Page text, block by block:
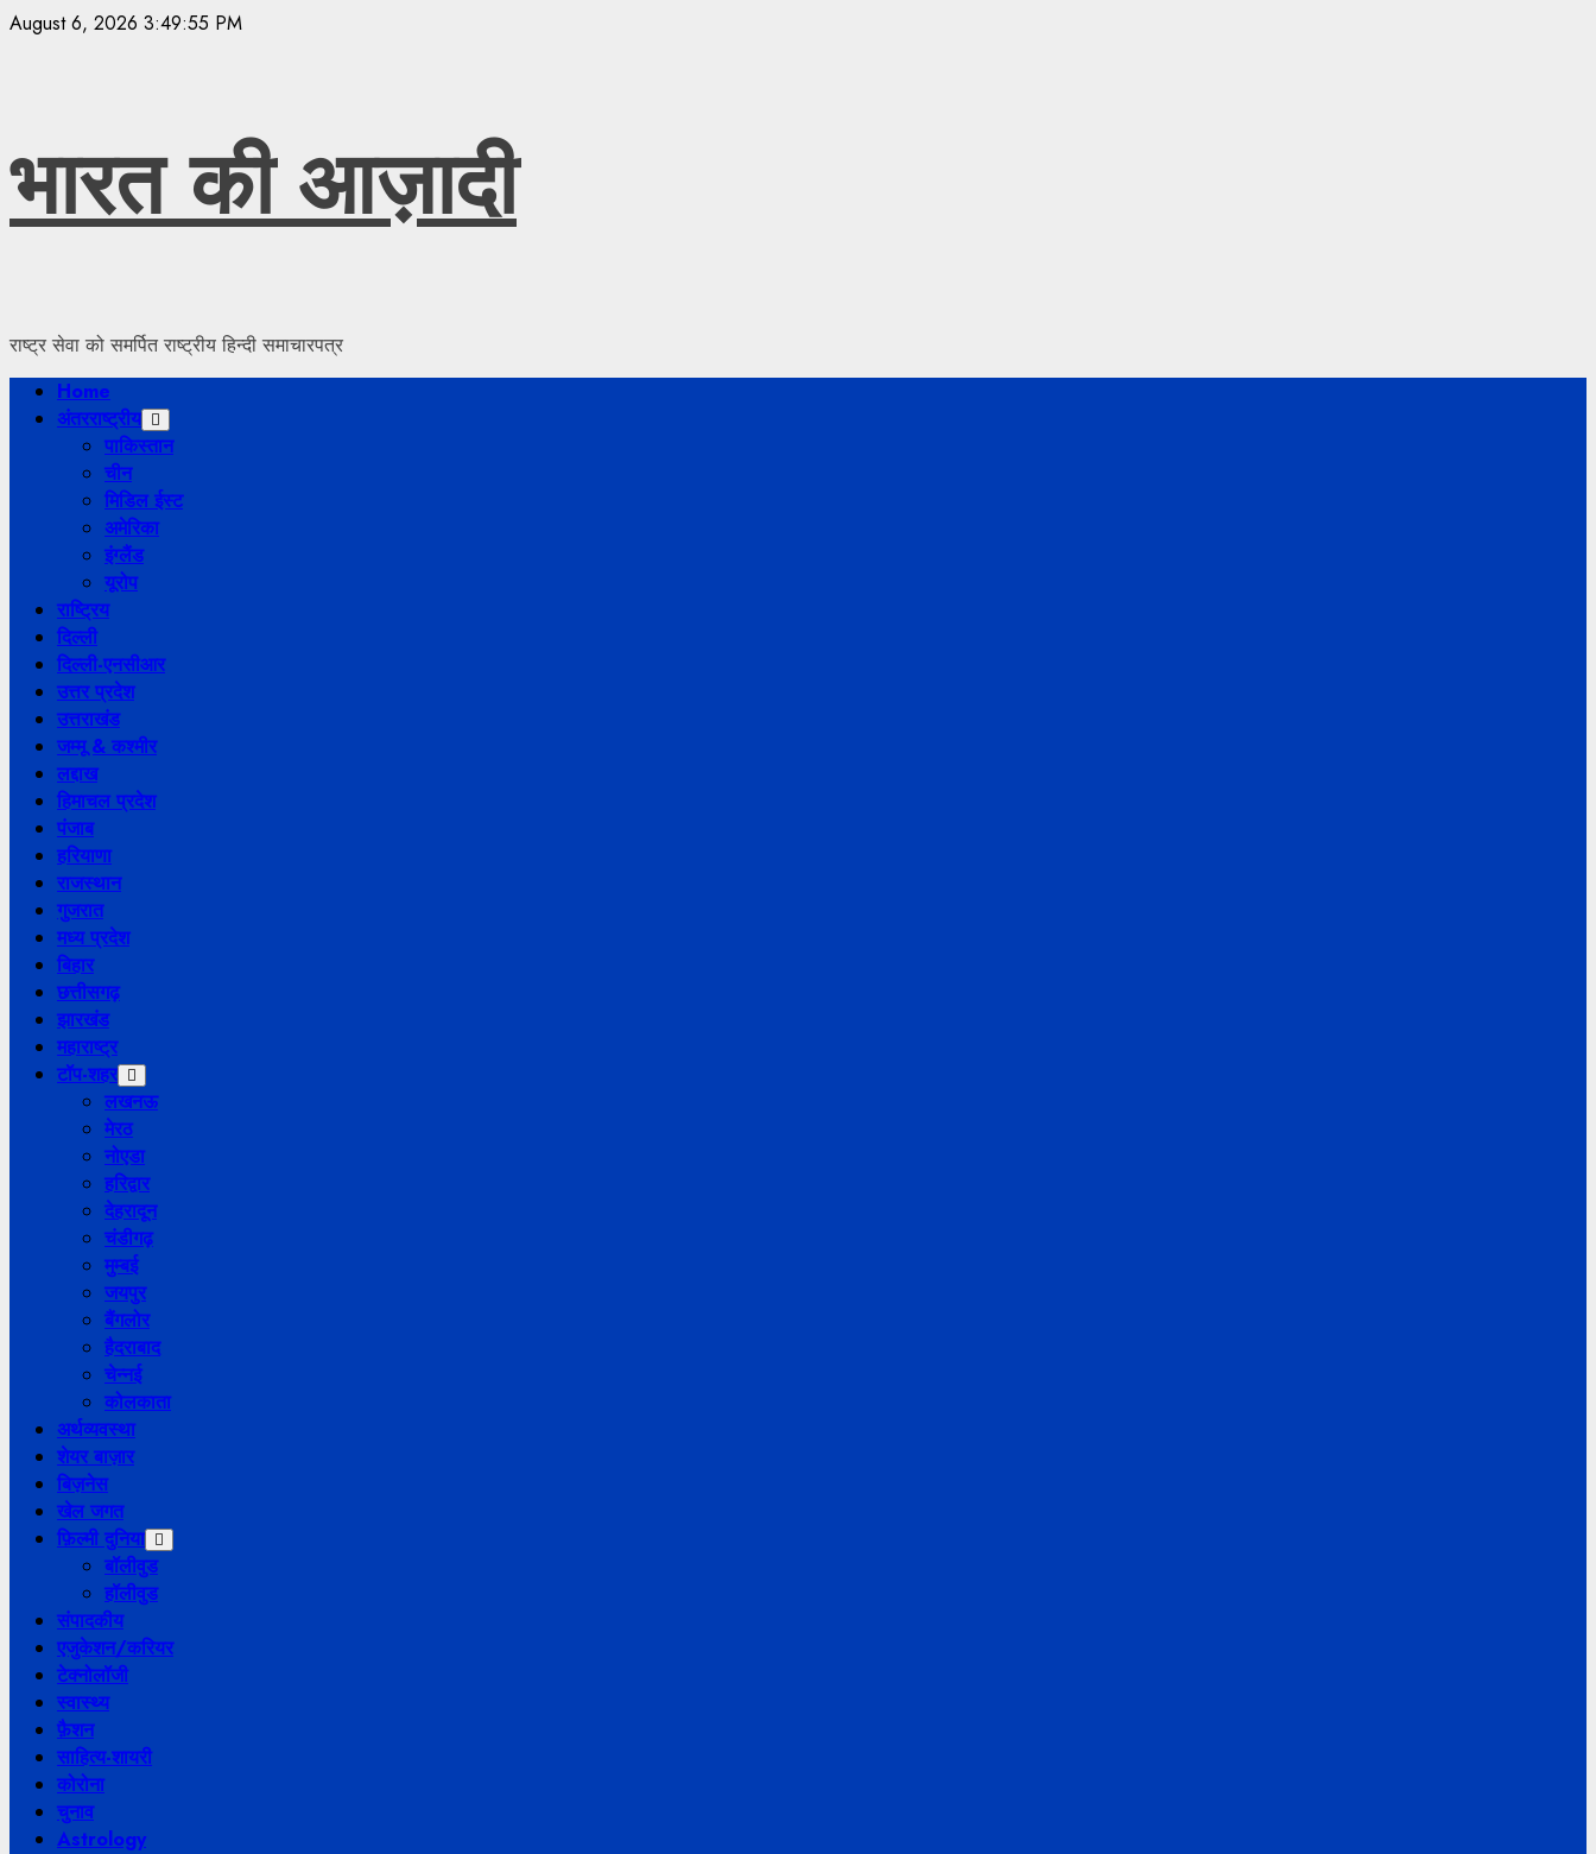
Skip
August 6, 2026 3:49:56 PM
भारत की आज़ादी
राष्ट्र सेवा को समर्पित राष्ट्रीय हिन्दी समाचारपत्र
Primary
Menu
Home
अंतरराष्ट्रीय
पाकिस्तान
चीन
मिडिल ईस्ट
अमेरिका
इंग्लैंड
यूरोप
राष्ट्रिय
दिल्ली
दिल्ली-एनसीआर
उत्तर प्रदेश
उत्तराखंड
जम्मू & कश्मीर
लद्दाख
हिमाचल प्रदेश
पंजाब
हरियाणा
राजस्थान
गुजरात
मध्य प्रदेश
बिहार
छत्तीसगढ़
झारखंड
महाराष्ट्र
टॉप-शहर
लखनऊ
मेरठ
नोएडा
हरिद्वार
देहरादून
चंडीगढ़
मुम्बई
जयपुर
बैंगलोर
हैदराबाद
चेन्नई
कोलकाता
अर्थव्यवस्था
शेयर बाज़ार
बिज़नेस
खेल जगत
फ़िल्मी दुनिया
बॉलीवुड
हॉलीवुड
संपादकीय
एजुकेशन/करियर
टेक्नोलॉजी
स्वास्थ्य
फ़ैशन
साहित्य-शायरी
कोरोना
चुनाव
Astrology